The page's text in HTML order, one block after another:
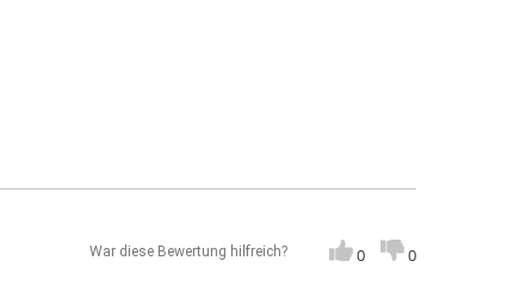
War diese Bewertung hilfreich? 0 0